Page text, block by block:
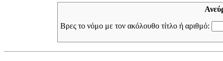
Βρες το νόμο με τον ακόλουθο τίτλο ή αριθμό: